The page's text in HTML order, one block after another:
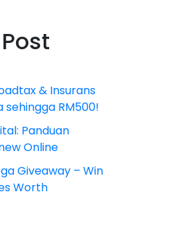
& Insurans
sehingga RM500!
Panduan
Online
Giveaway – Win
Worth